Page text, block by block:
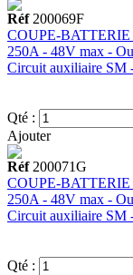
Réf200069F
COUPE-
250A - 48V max -
Circuit auxiliaire SM
Qté :
Ajouter
Réf200071G
COUPE-
250A - 48V max -
Circuit auxiliaire SM
Qté :